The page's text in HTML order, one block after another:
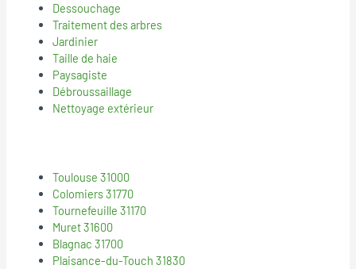
Dessouchage
Traitement des arbres
Jardinier
Taille de haie
Paysagiste
Débroussaillage
Nettoyage extérieur
Toulouse 31000
Colomiers 31770
Tournefeuille 31170
Muret 31600
Blagnac 31700
Plaisance-du-Touch 31830